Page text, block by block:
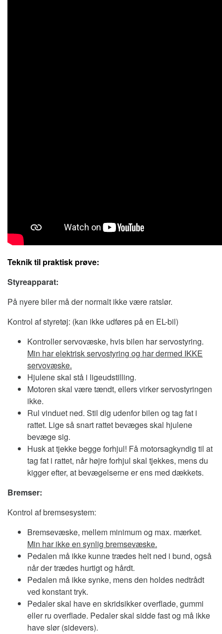
Teknik til praktisk prøve:
Styreapparat:
På nyere biler må der normalt ikke være ratslør.
Kontrol af styretøj: (kan ikke udføres på en EL-bil)
Kontroller servovæske, hvis bilen har servostyring.
Min har elektrisk servostyring og har dermed IKKE
servovæske.
Hjulene skal stå i ligeudstilling.
Motoren skal være tændt, ellers virker servostyringen
ikke.
Rul vinduet ned. Stil dig udenfor bilen og tag fat i
rattet. Lige så snart rattet bevæges skal hjulene
bevæge sig.
Husk at tjekke begge forhjul! Få motorsagkyndig til at
tag fat i rattet, når højre forhjul skal tjekkes, mens du
kigger efter, at bevægelserne er ens med dækkets.
Bremser:
Kontrol af bremsesystem:
Bremsevæske, mellem minimum og max. mærket.
Min har ikke en synlig bremsevæske.
Pedalen må ikke kunne trædes helt ned i bund, også
når der trædes hurtigt og hårdt.
Pedalen må ikke synke, mens den holdes nedtrådt
ved konstant tryk.
Pedaler skal have en skridsikker overflade, gummi
eller ru overflade. Pedaler skal sidde fast og må ikke
have slør (sidevers).